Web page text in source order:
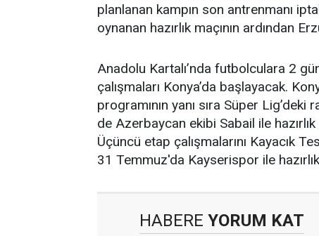
planlanan kampın son antrenmanı
oynanan hazırlık maçının ardından
Anadolu Kartalı’nda futbolculara 2
çalışmaları Konya’da başlayacak.
programının yanı sıra Süper
de Azerbaycan ekibi Sabail ile
Üçüncü etap çalışmalarını Kayacık
31 Temmuz'da Kayserispor ile
HABERE YORUM KAT